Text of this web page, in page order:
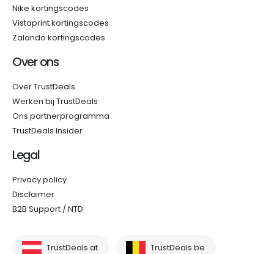
Nike kortingscodes
Vistaprint kortingscodes
Zalando kortingscodes
Over ons
Over TrustDeals
Werken bij TrustDeals
Ons partnerprogramma
TrustDeals Insider
Legal
Privacy policy
Disclaimer
B2B Support / NTD
TrustDeals.at TrustDeals.be